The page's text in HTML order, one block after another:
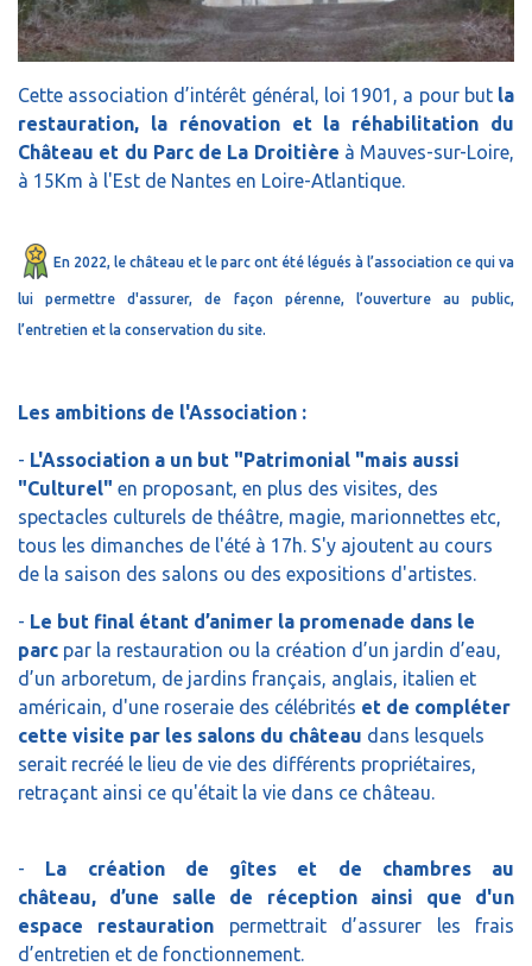
Cette association d’intérêt général, loi 1901, a pour butla
restauration, la rénovation et la réhabilitation du
Château et du Parc de La Droitière à Mauves-sur-Loire,
à 15Km à l'Est de Nantes en Loire-Atlantique.
En 2022, le château et le parc ont été légués à l’association ce qui va
lui permettre d'assurer, de façon pérenne, l’ouverture au public,
l’entretien et la conservation du site.
Les ambitions de l'Association :
- L'Association a un but "Patrimonial "mais aussi
"Culturel" en proposant, en plus des visites, des
spectacles culturels de théâtre, magie, marionnettes etc,
tous les dimanches de l'été à 17h. S'y ajoutent au cours
de la saison des salons ou des expositions d'artistes.
- Le but final étant d’animer la promenade dans le
parc par la restauration ou la création d’un jardin d’eau,
d’un arboretum, de jardins français, anglais, italien et
américain, d'une roseraie des célébrités et de compléter
cette visite par les salons du château dans lesquels
serait recréé le lieu de vie des différents propriétaires,
retraçant ainsi ce qu'était la vie dans ce château.
- La création de gîtes et de chambres au
château, d’une salle de réception ainsi que d'un
espace restauration permettrait d’assurer les frais
d’entretien et de fonctionnement.